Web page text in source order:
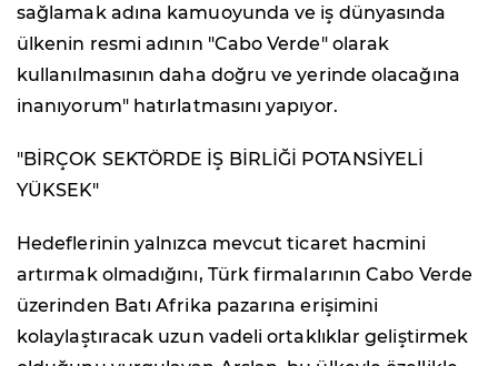
sağlamak adına kamuoyunda ve iş dünyasında
ülkenin resmi adının "Cabo Verde" olarak
kullanılmasının daha doğru ve yerinde olacağına
inanıyorum" hatırlatmasını yapıyor.
"BİRÇOK SEKTÖRDE İŞ BİRLİĞİ POTANSİYELİ
YÜKSEK"
Hedeflerinin yalnızca mevcut ticaret hacmini
artırmak olmadığını, Türk firmalarının Cabo Verde
üzerinden Batı Afrika pazarına erişimini
kolaylaştıracak uzun vadeli ortaklıklar geliştirmek